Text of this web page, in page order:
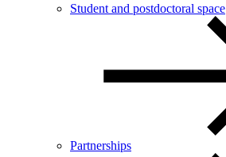
Student and postdoctoral space
Partnerships